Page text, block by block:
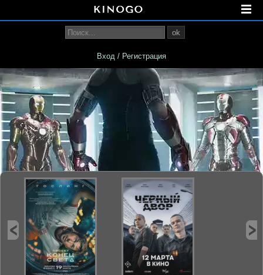
ok
Вход / Регистрация